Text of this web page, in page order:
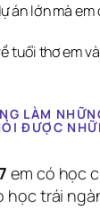
án lớn mà
tuổi thơ em
LÀM
ĐƯỢC
em có học
học trái